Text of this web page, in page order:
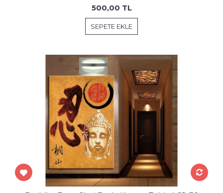
500,00 TL
SEPETE EKLE